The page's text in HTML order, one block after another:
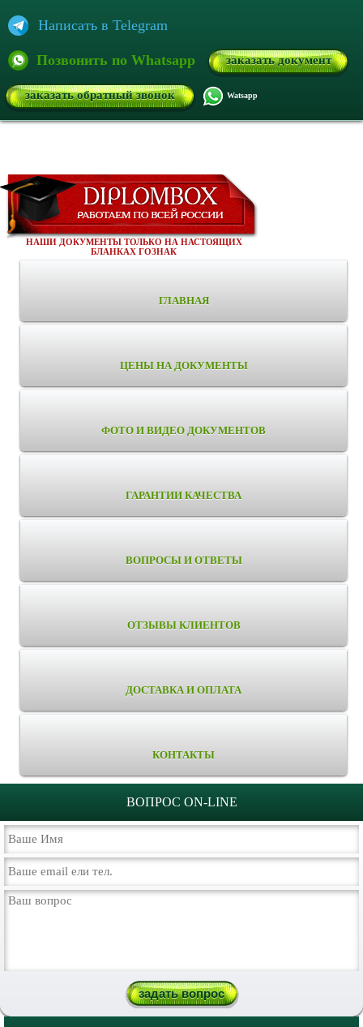
Написать в Telegram
Позвонить по Whatsapp заказать документ
заказать обратный звонок Watsapp
НАШИ ДОКУМЕНТЫ ТОЛЬКО НА НАСТОЯЩИХ
БЛАНКАХ ГОЗНАК
ГЛАВНАЯ
ЦЕНЫ НА ДОКУМЕНТЫ
ФОТО И ВИДЕО ДОКУМЕНТОВ
ГАРАНТИИ КАЧЕСТВА
ВОПРОСЫ И ОТВЕТЫ
ОТЗЫВЫ КЛИЕНТОВ
ДОСТАВКА И ОПЛАТА
КОНТАКТЫ
ВОПРОС ON-LINE